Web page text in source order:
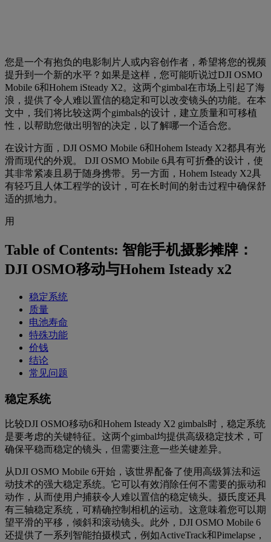
您是一个有抱负的电影制片人或内容创作者，希望将您的视频
提升到一个新的水平？如果是这样，您可能听说过DJI OSMO
Mobile 6和Hohem iSteady X2。这两个gimbal在市场上引起了海
浪，提供了令人难以置信的稳定和可以改变镜头的功能。在本
文中，我们将比较这两个gimbals的设计，建立质量和可移植
性，以帮助您做出明智的决定，以了解哪一个适合您。
在设计方面，DJI OSMO Mobile 6和Hohem Isteady X2都具有光
滑而现代的外观。 DJI OSMO Mobile 6具有可折叠的设计，使
其非常紧凑且易于随身携带。另一方面，Hohem Isteady X2具
有轻巧且人体工程学的设计，可在长时间的射击过程中确保舒
适的抓地力。
用
Table of Contents: 智能手机摄影摊牌：
DJI OSMO移动与Hohem Isteady x2
稳定系统
质量
电池寿命
特殊功能
价钱
结论
常见问题
稳定系统
比较DJI OSMO移动6和Hohem Isteady X2 gimbals时，稳定系统
是要考虑的关键特征。这两个gimbal均提供高级稳定技术，可
确保平稳而稳定的镜头，但需要注意一些关键差异。
从DJI OSMO Mobile 6开始，该世界配备了使用高级算法和运
动技术的强大稳定系统。它可以有效消除任何不需要的振动和
动作，从而使用户捕获令人难以置信的稳定镜头。摄氏度还具
有三轴稳定系统，可精确控制相机的运动。这意味着您可以期
望平滑的平移，倾斜和滚动镜头。此外，DJI OSMO Mobile 6
还提供了一系列智能拍摄模式，例如ActiveTrack和Pimelapse，